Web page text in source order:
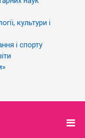
культури і
і спорту